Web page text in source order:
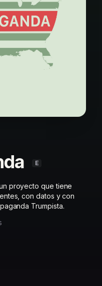
E
proyecto que tiene
con datos y con
Trumpista.